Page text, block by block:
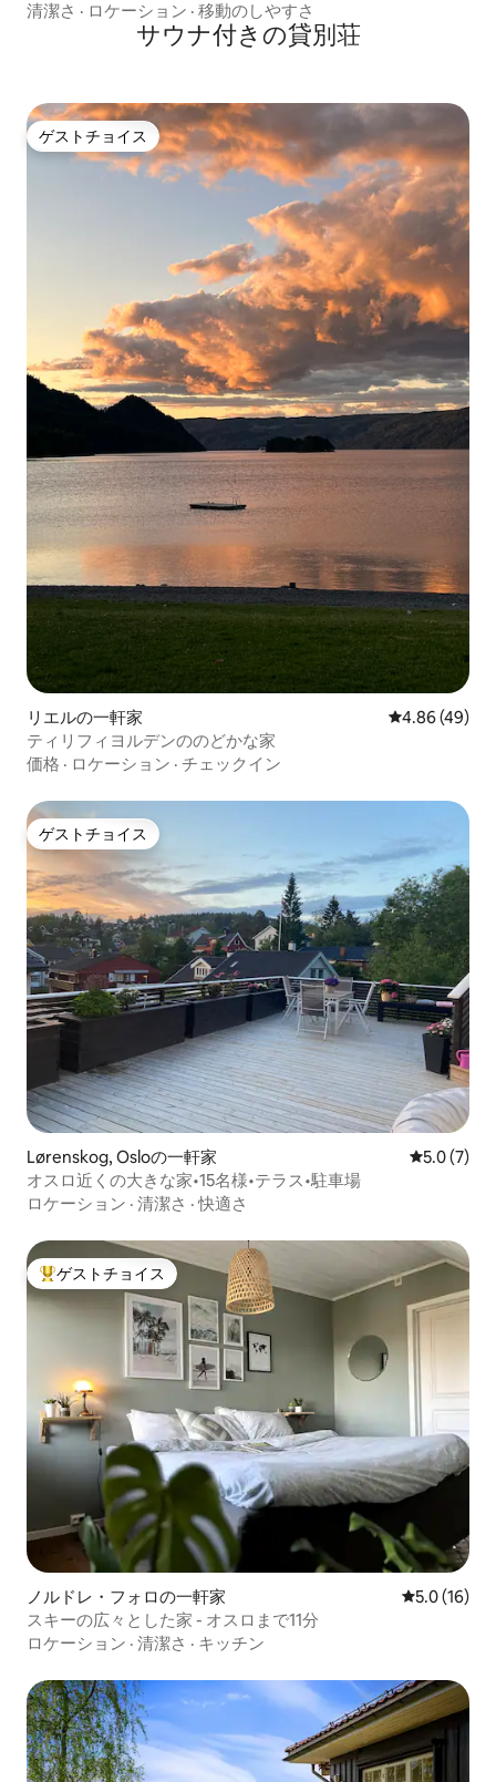
清潔さ · ロケーション · 移動のしやすさ
サウナ付きの貸別荘
ゲストチョイス
ゲストチョイス
リエルの一軒家 レビュー49
4.86 (49)
ティリフィヨルデンののどかな家
価格 · ロケーション · チェックイン
ゲストチョイス
ゲストチョイス
Lørenskog, Osloの一軒家 レビュー7
5.0 (7)
オスロ近くの大きな家•15名様•テラス•駐車場
ロケーション · 清潔さ ·快適さ
大好評のゲストチョイスです。
ゲストチョイス
ノルドレ・フォロの一軒家 レビュー16
5.0 (16)
スキーの広々とした家 - オスロまで11分
ロケーション · 清潔さ · キッチン